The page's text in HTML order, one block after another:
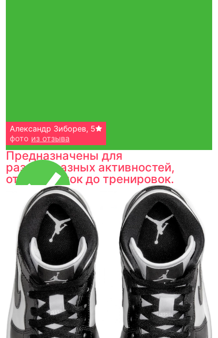
Тройная гарантия
оригинальности
Товар сертифицирован и опломбирован.
Проверяем на оригинальность
по 16 параметрам.
Если придёт подделка — вернём деньги
в трёхкратном размере.
Как мы провеяем товары
Александр Зиборев, 5
фото из отзыва
Предназначены для
разнообразных активностей,
от вечеринок до тренировок.